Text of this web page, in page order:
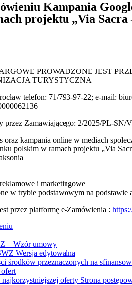
Kampania
projektu „Via
PROWADZONE JEST
TURYSTYCZNA
telefon: 71/793-97-22; e-mail:
przez Zamawiającego: 2/2025/PL-SN/
kampania online w mediach
polskim w ramach projektu „Via
i marketingowe
w trybie podstawowym na
przez platformę e-Zamówienia :
– Wzór umowy
Wersja edytowalna
środków przeznaczonych na
oferty Strona